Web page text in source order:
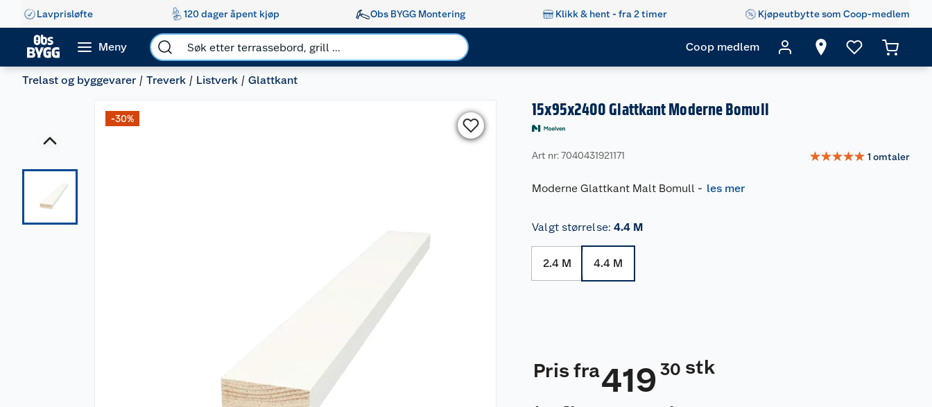
Lavprisløfte 120 dager åpent kjøp Obs BYGG Montering Klikk & hent - fra 2 timer Kjøpeutbytte som Coop-medlem
Meny Coop medlem
Trelast og byggevarer Treverk Listverk Glattkant
-30% 15x95x2400 Glattkant Moderne Bomull
Art nr: 7040431921171 ☆☆☆☆☆ 1 omtaler
Moderne Glattkant Malt Bomull - les mer
Valgt størrelse: 4.4 M
2.4 M 4.4 M
Pris fra419 30 stk